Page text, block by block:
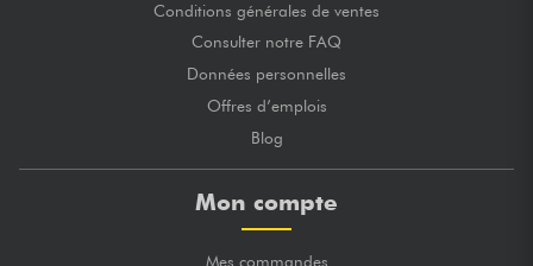
Conditions générales de ventes
Consulter notre FAQ
Données personnelles
Offres d’emplois
Blog
Mon compte
Mes commandes